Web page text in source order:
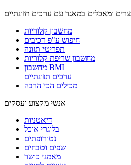
מחשבון קלוריות
חיפוש ע"פ רכיבים
תפריטי תזונה
מחשבון שריפת קלוריות
מחשבון BMI
ערכים תזונתיים
מכילים הכי הרבה
אנשי מקצוע ועסקים
דיאטניות
בלוגרי אוכל
נטורופתים
שפים וטבחים
מאמני כושר